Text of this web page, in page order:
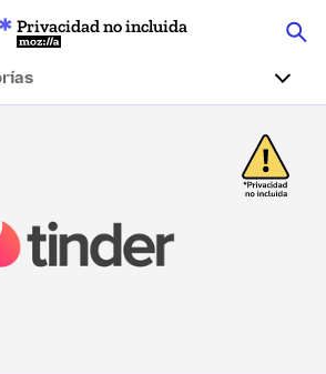
Acerca de
Privacidad no incluida
Mozilla